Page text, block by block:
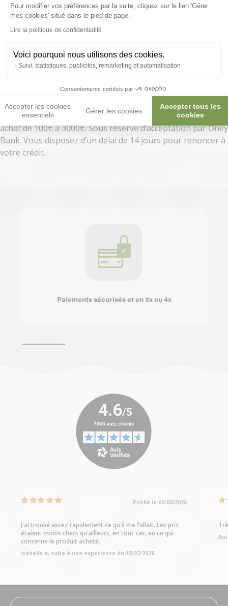
Pour modifier vos préférences par la suite, cliquez sur le lien 'Gérer
mes cookies' situé dans le pied de page.
Lire la politique de confidentialité
Voici pourquoi nous utilisons des cookies.
Suivi, statistiques, publicités, remarketing et automatisation
Consentements certifiés par
Accepter les cookies
essentiels
Gérer les cookies
Accepter tous les
cookies
Axeptio consent
Le paiement en 4 fois à partir de 100€ d’achat et
jusqu’à 3000€ :
Pour un achat de 400€ (articles + frais de livraison inclus) :
Frais de dossier : 4€
Coût du finanement : 8,90€
*Offre de financement sans assurance avec apport
obligatoire, réservée aux particuliers et valable pour tout
achat de 100€ à 3000€. Sous réserve d’acceptation par Oney
Bank. Vous disposez d’un délai de 14 jours pour renoncer à
votre crédit.
Paiements sécurisés et en 3x ou 4x
Publié le 05/08/2026
J'ai trouvé assez rapidement ce qu'il me fallait. Les prix
étaient moins chers qu'ailleurs, en tout cas, en ce qui
concerne le produit acheté.
isabelle a, suite à une expérience du 18/07/2026